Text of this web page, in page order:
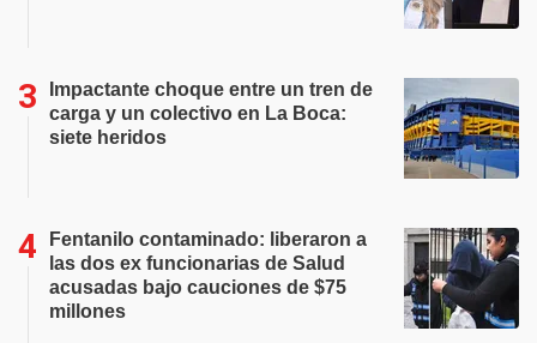
Impactante choque entre un tren de
carga y un colectivo en La Boca:
siete heridos
Fentanilo contaminado: liberaron a
las dos ex funcionarias de Salud
acusadas bajo cauciones de $75
millones